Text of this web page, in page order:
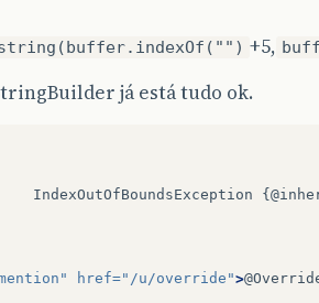
+5,
já está tudo ok.
IndexOutOfBoundsException
href="/u/override">